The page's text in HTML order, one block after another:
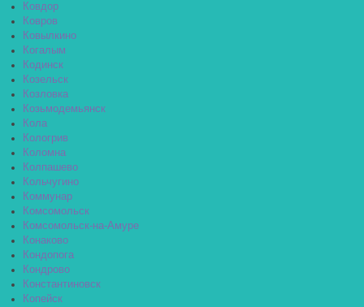
Ковдор
Ковров
Ковылкино
Когалым
Кодинск
Козельск
Козловка
Козьмодемьянск
Кола
Кологрив
Коломна
Колпашево
Кольчугино
Коммунар
Комсомольск
Комсомольск-на-Амуре
Конаково
Кондопога
Кондрово
Константиновск
Копейск